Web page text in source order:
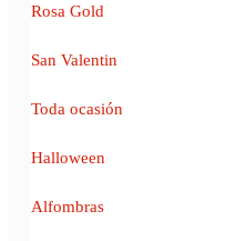
Rosa Gold
San Valentin
Toda ocasión
Halloween
Alfombras